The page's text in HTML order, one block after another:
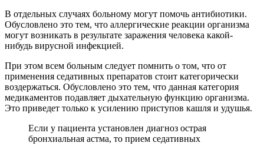
В отдельных случаях больному могут помочь антибиотики.
Обусловлено это тем, что аллергические реакции организма
могут возникать в результате заражения человека какой-
нибудь вирусной инфекцией.
При этом всем больным следует помнить о том, что от
применения седативных препаратов стоит категорически
воздержаться. Обусловлено это тем, что данная категория
медикаментов подавляет дыхательную функцию организма.
Это приведет только к усилению приступов кашля и удушья.
Если у пациента установлен диагноз острая
бронхиальная астма, то прием седативных